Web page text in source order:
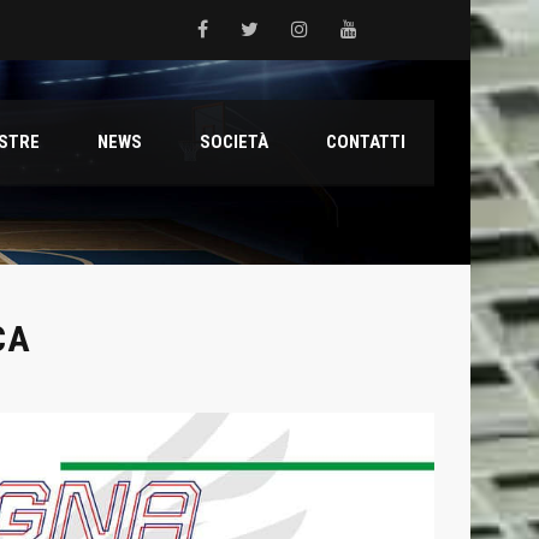
del Grifone nel territorio
Reyer
NEWS SOCIETÀ CONTATTI